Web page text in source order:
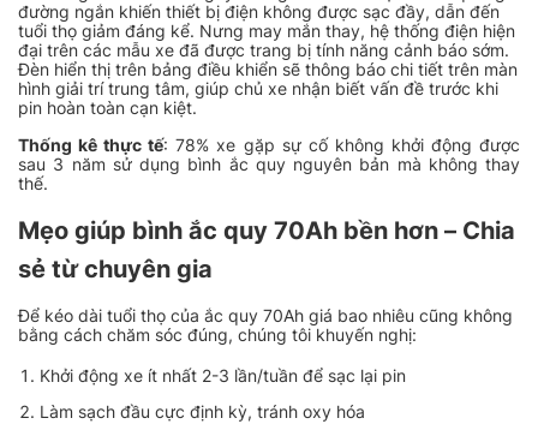
đường ngắn khiến thiết bị điện không được sạc đầy, dẫn đến
tuổi thọ giảm đáng kể. Nưng may mắn thay, hệ thống điện hiện
đại trên các mẫu xe đã được trang bị tính năng cảnh báo sớm.
Đèn hiển thị trên bảng điều khiển sẽ thông báo chi tiết trên màn
hình giải trí trung tâm, giúp chủ xe nhận biết vấn đề trước khi
pin hoàn toàn cạn kiệt.
Thống kê thực tế: 78% xe gặp sự cố không khởi động được
sau 3 năm sử dụng bình ắc quy nguyên bản mà không thay
thế.
Mẹo giúp bình ắc quy 70Ah bền hơn – Chia
sẻ từ chuyên gia
Để kéo dài tuổi thọ của ắc quy 70Ah giá bao nhiêu cũng không
bằng cách chăm sóc đúng, chúng tôi khuyến nghị:
Khởi động xe ít nhất 2-3 lần/tuần để sạc lại pin
Làm sạch đầu cực định kỳ, tránh oxy hóa